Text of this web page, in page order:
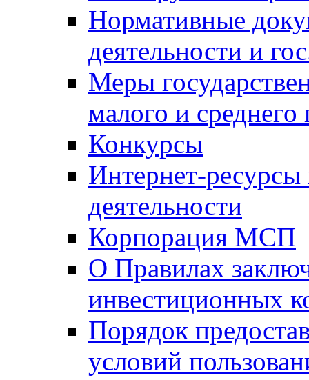
Нормативные
деятельности и
Меры
малого и среднего
Конкурсы
Интернет-
деятельности
Корпорация МСП
О Правилах
инвестиционных
Порядок
условий